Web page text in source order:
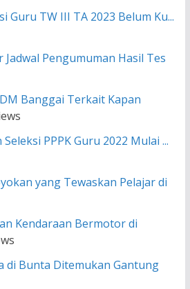
Guru TW III TA 2023 Belum Ku...
Jadwal Pengumuman Hasil Tes
Banggai Terkait Kapan
PPPK Guru 2022 Mulai ...
yang Tewaskan Pelajar di
Kendaraan Bermotor di
di Bunta Ditemukan Gantung